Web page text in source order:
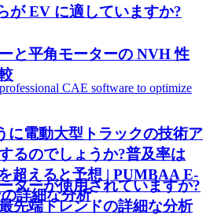
が EV に適していますか?
と平角モーターの NVH 性
に電動大型トラックの技術ア
るのでしょうか?普及率は
超えると予想 | PUMBAA E-
詳細な分析
ターが使用されていますか?
先端トレンドの詳細な分析